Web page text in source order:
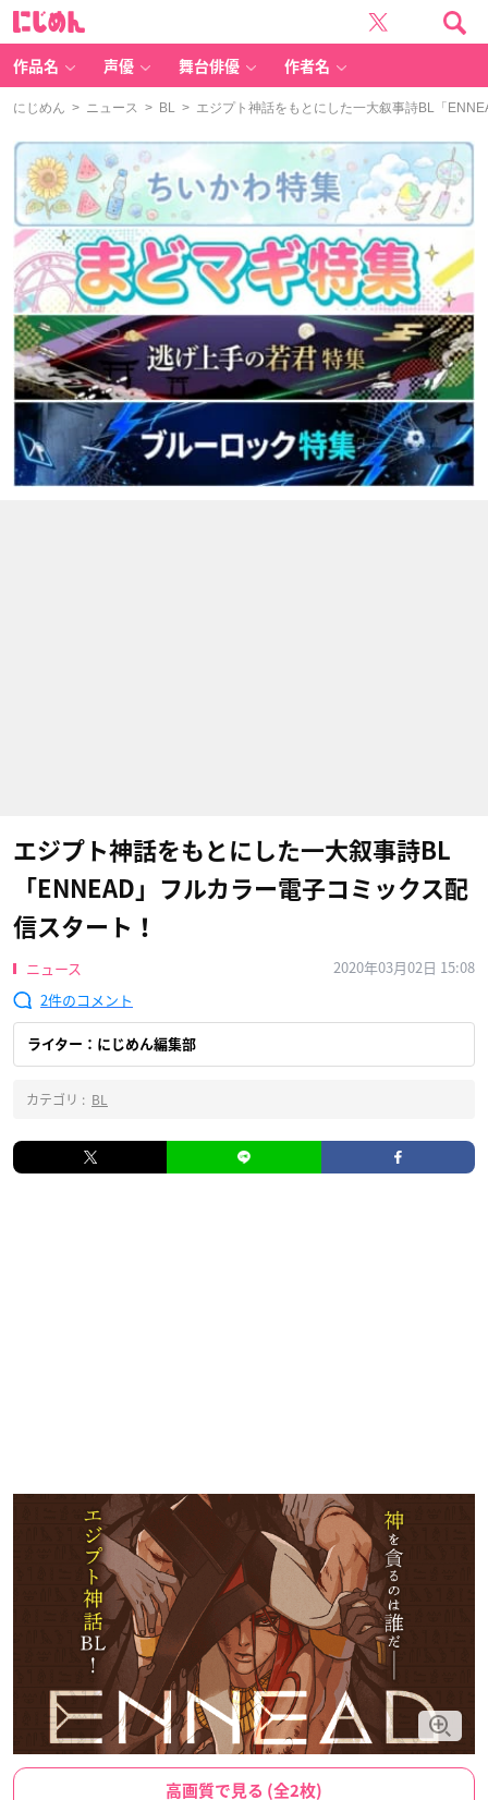
作品名 声優 舞台俳優 作者名
にじめん > ニュース > BL > エジプト神話をもとにした一大叙事詩BL「
エジプト神話をもとにした一大叙事詩BL
「ENNEAD」フルカラー電子コミックス配
信スタート！
ニュース
2020年03月02日 15:08
2
ライター：にじめん編集部
カテゴリ : BL
高画質で見る (全2枚)